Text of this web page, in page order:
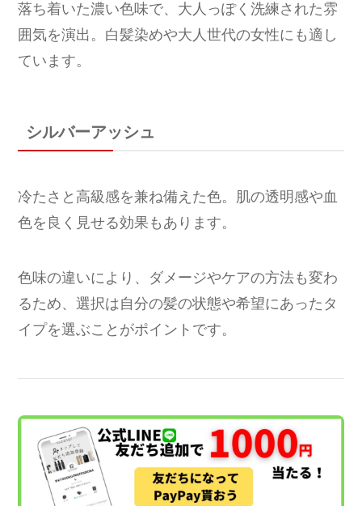
落ち着いた濃い色味で、大人っぽく洗練された雰
囲気を演出。白髪染めや大人世代の女性にも適し
ています。
シルバーアッシュ
冷たさと高級感を兼ね備えた色。肌の透明感や血
色を良く見せる効果もあります。
色味の違いにより、ダメージやケアの方法も変わ
るため、選択は自分の髪の状態や希望にあったタ
イプを選ぶことがポイントです。